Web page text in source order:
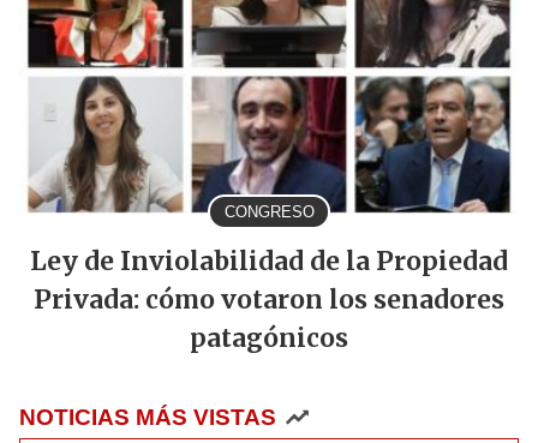
CONGRESO
Ley de Inviolabilidad de la Propiedad
Privada: cómo votaron los senadores
patagónicos
NOTICIAS MÁS VISTAS